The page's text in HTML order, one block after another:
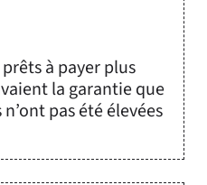
à payer plus
la garantie que
pas été élevées